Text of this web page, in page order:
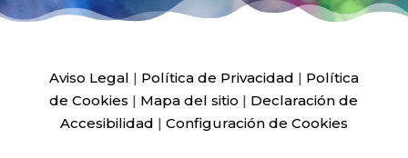
Aviso Legal | Política de Privacidad | Política
de Cookies | Mapa del sitio | Declaración de
Accesibilidad | Configuración de Cookies